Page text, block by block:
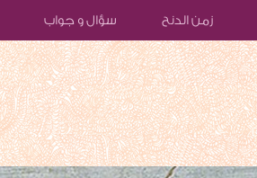
زمن الدنح سؤال و جواب